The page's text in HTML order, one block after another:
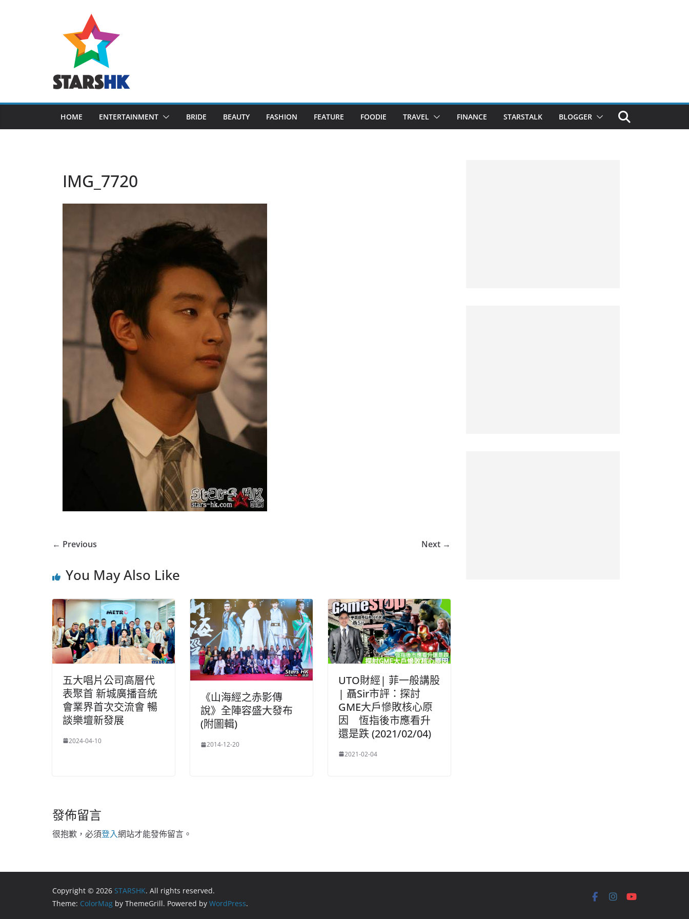
HOME ENTERTAINMENT BRIDE BEAUTY FASHION FEATURE FOODIE TRAVEL FINANCE STARSTALK BLOGGER
IMG_7720
← Previous Next →
You May Also Like
五大唱片公司高層代
表聚首 新城廣播音統
會業界首次交流會 暢
談樂壇新發展
2024-04-10
《山海經之赤影傳
說》全陣容盛大發布
(附圖輯)
2014-12-20
UTO財經| 菲一般講股
| 聶Sir市評：探討
GME大戶慘敗核心原
因 恆指後市應看升
還是跌 (2021/02/04)
2021-02-04
發佈留言
很抱歉，必須登入網站才能發佈留言。
Copyright © 2026 STARSHK. All rights reserved.
Theme: ColorMag by ThemeGrill. Powered by WordPress.